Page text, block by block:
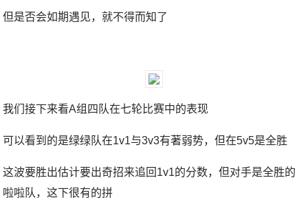
但是否会如期遇见，就不得而知了
我们接下来看A组四队在七轮比赛中的表现
可以看到的是绿绿队在1v1与3v3有著弱势，但在5v5是全胜
这波要胜出估计要出奇招来追回1v1的分数，但对手是全胜的
啦啦队，这下很有的拼